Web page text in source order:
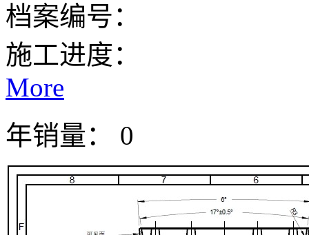
档案编号：
施工进度：
More
年销量： 0